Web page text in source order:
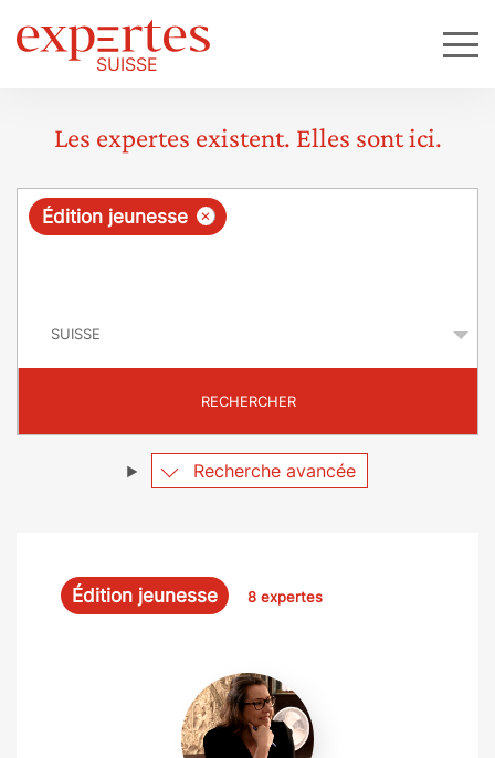
Les expertes existent. Elles sont ici.
R
ê
e
×
Édition jeunesse
RECHERCHER
Recherche avancée
Édition jeunesse 8 expertes
Anne-
sophie
Coppin